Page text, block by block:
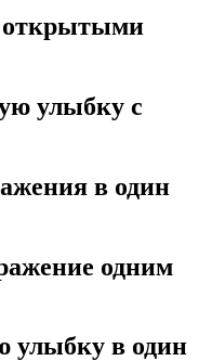
открытыми
улыбку с
в один
одним
улыбку в один